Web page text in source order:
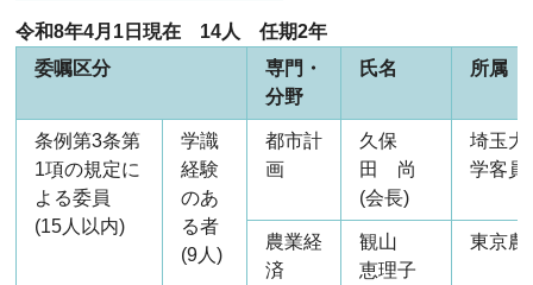
令和8年4月1日現在 14人 任期2年
委嘱区分
専門・
分野
氏名 所属
条例第3条第
1項の規定に
よる委員
(15人以内)
学識
経験
のあ
る者
(9人)
都市計
画
久保
田 尚
(会長)
埼玉大
学客員
農業経
済
観山
恵理子
東京農